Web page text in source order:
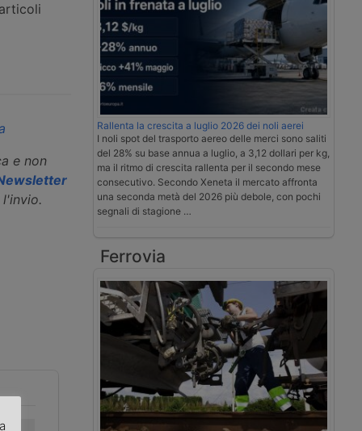
e non
Rallenta la crescita a luglio 2026 dei noli aerei
I noli spot del trasporto aereo delle merci sono saliti
del 28% su base annua a luglio, a 3,12 dollari per kg,
ma il ritmo di crescita rallenta per il secondo mese
consecutivo. Secondo Xeneta il mercato affronta
una seconda metà del 2026 più debole, con pochi
segnali di stagione …
Ferrovia